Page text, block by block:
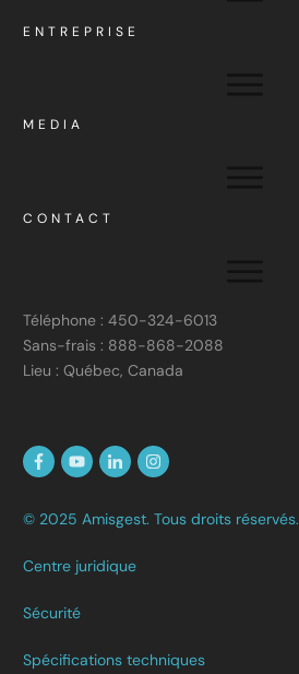
ENTREPRISE
MEDIA
CONTACT
Téléphone : 450-324-6013
Sans-frais : 888-868-2088
Lieu : Québec, Canada
© 2025 Amisgest. Tous droits réservés.
Centre juridique
Sécurité
Spécifications techniques